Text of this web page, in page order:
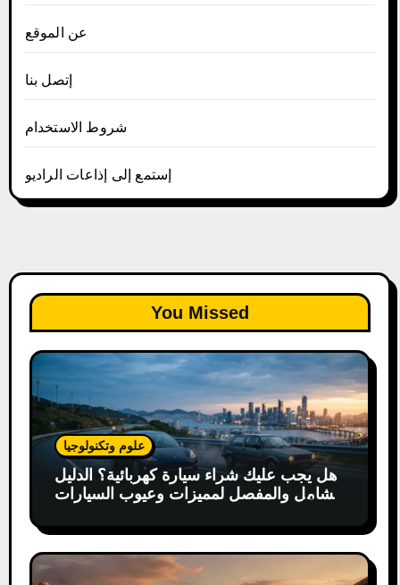
عن الموقع
إتصل بنا
شروط الاستخدام
إستمع إلى إذاعات الراديو
You Missed
علوم وتكنولوجيا
هل يجب عليك شراء سيارة كهربائية؟ الدليل
الشامل والمفصل لمميزات وعيوب السيارات